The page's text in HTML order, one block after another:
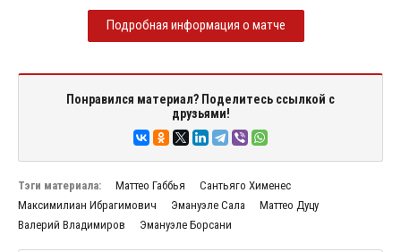
Подробная информация о матче
Понравился материал? Поделитесь ссылкой с
друзьями!
Тэги материала: Маттео Габбья
Сантьяго Хименес
Максимилиан Ибрагимович
Эмануэле Сала
Маттео Дуцу
Валерий Владимиров
Эмануэле Борсани